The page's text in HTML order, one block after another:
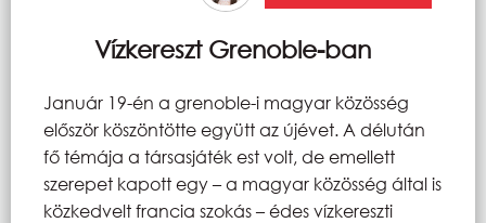
Vízkereszt Grenoble-ban
Január 19-én a grenoble-i magyar közösség
először köszöntötte együtt az újévet. A délután
fő témája a társasjáték est volt, de emellett
szerepet kapott egy – a magyar közösség által is
közkedvelt francia szokás – édes vízkereszti